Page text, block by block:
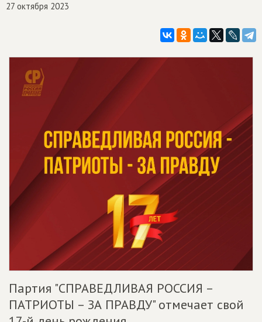
27 октября 2023
Партия "СПРАВЕДЛИВАЯ РОССИЯ –
ПАТРИОТЫ – ЗА ПРАВДУ" отмечает свой